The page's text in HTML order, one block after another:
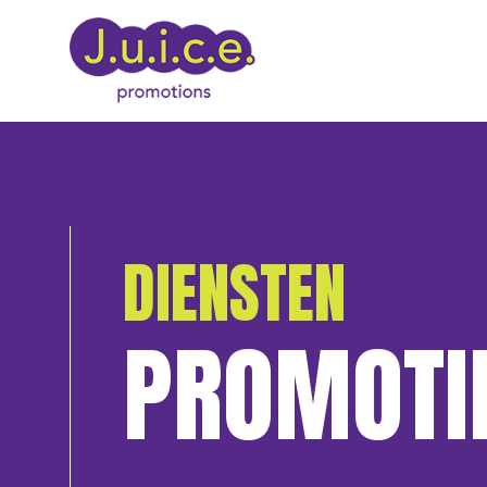
DIENSTEN